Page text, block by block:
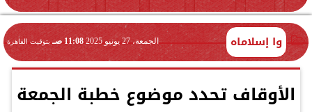
وا إسلاماه الجمعة، 27 يونيو 2025 11:08 صـ بتوقيت القاهرة
الأوقاف تحدد موضوع خطبة الجمعة